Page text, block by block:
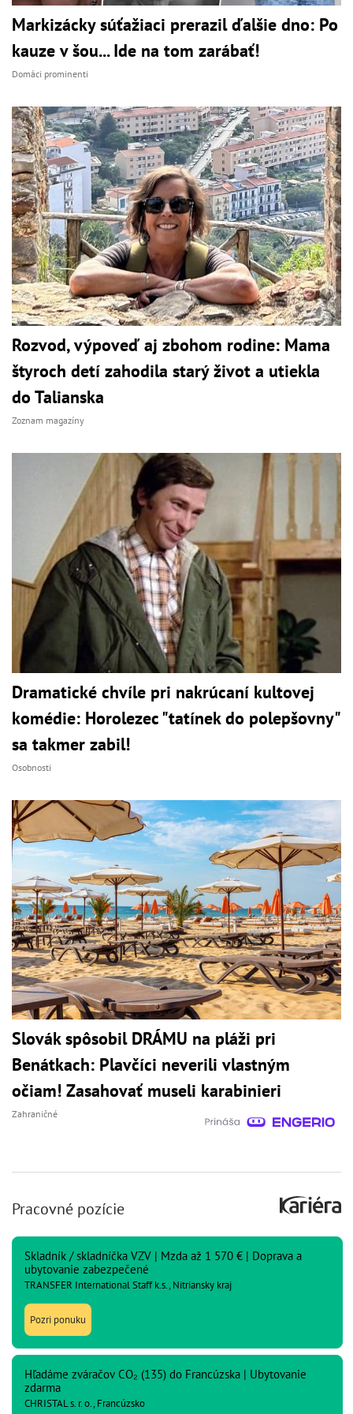
Markizácky súťažiaci prerazil ďalšie dno: Po
kauze v šou... Ide na tom zarábať!
Domáci prominenti
Rozvod, výpoveď aj zbohom rodine: Mama
štyroch detí zahodila starý život a utiekla
do Talianska
Zoznam magazíny
Dramatické chvíle pri nakrúcaní kultovej
komédie: Horolezec "tatínek do polepšovny"
sa takmer zabil!
Osobnosti
Slovák spôsobil DRÁMU na pláži pri
Benátkach: Plavčíci neverili vlastným
očiam! Zasahovať museli karabinieri
Zahraničné
Pracovné pozície
Skladník / skladníčka VZV | Mzda až 1 570 € | Doprava a
ubytovanie zabezpečené
TRANSFER International Staff k.s., Nitriansky kraj
Pozri ponuku
Hľadáme zváračov CO₂ (135) do Francúzska | Ubytovanie
zdarma
CHRISTAL s. r. o., Francúzsko